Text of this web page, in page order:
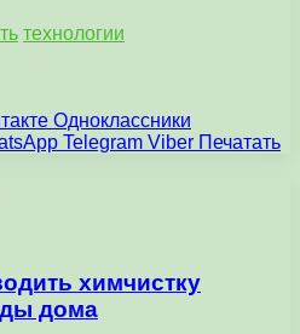
технологии
Одноклассники
Telegram Viber Печатать
химчистку
дома